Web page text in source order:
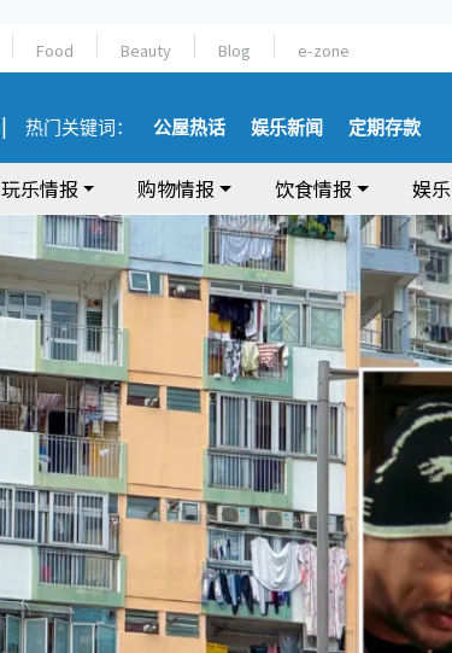
Food Beauty Blog e-zone
热门关键词： 公屋热话 娱乐新闻 定期存款
玩乐情报 购物情报 饮食情报 娱乐